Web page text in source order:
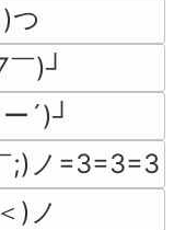
つ
)┘
´)┘
;)ノ=3=3=3
)ノ